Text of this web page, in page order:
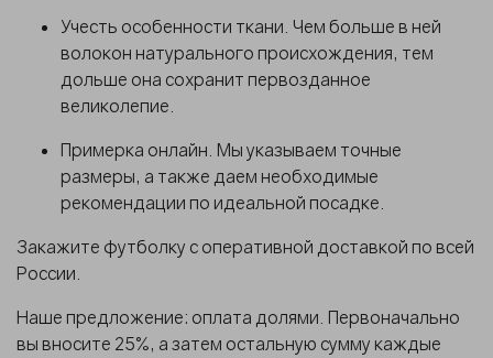
Учесть особенности ткани. Чем больше в ней
волокон натурального происхождения, тем
дольше она сохранит первозданное
великолепие.
Примерка онлайн. Мы указываем точные
размеры, а также даем необходимые
рекомендации по идеальной посадке.
Закажите футболку с оперативной доставкой по всей
России.
Наше предложение: оплата долями. Первоначально
вы вносите 25%, а затем остальную сумму каждые